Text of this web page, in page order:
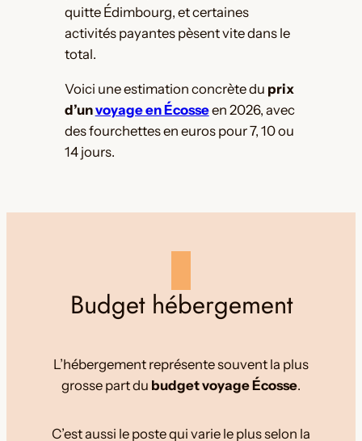
quitte Édimbourg, et certaines
activités payantes pèsent vite dans le
total.
Voici une estimation concrète du prix
d’unvoyage en Écosseen 2026, avec
des fourchettes en euros pour 7, 10 ou
14 jours.
Budget hébergement
L’hébergement représente souvent la plus
grosse part du budget voyage Écosse.
C’est aussi le poste qui varie le plus selon la